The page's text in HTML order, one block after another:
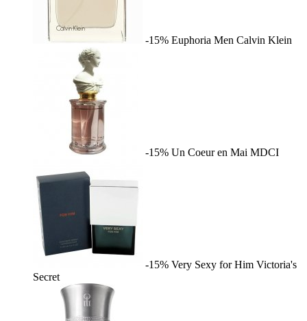
-15% Euphoria Men Calvin Klein
-15% Un Coeur en Mai MDCI
-15% Very Sexy for Him Victoria's
Secret